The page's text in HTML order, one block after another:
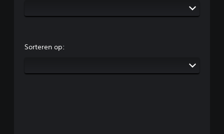
Sorteren op: